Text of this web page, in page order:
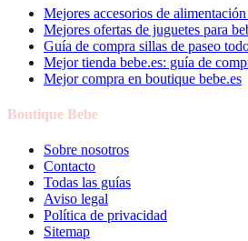
Mejores accesorios de
Mejores ofertas de juguetes para
Guía de compra sillas de paseo
Mejor tienda bebe.es: guía de
Mejor compra en boutique bebe.es
Boutique Bebe
Sobre nosotros
Contacto
Todas las guías
Aviso legal
Política de privacidad
Sitemap